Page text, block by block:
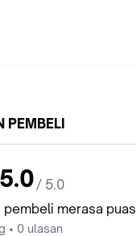
PEMBELI
5.0 / 5.0
pembeli merasa puas
• 0 ulasan